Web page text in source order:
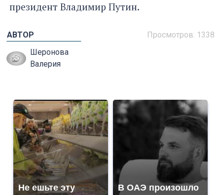
президент Владимир Путин.
Просмотров: 1338
АВТОР
Шеронова
Валерия
Не ешьте эту
В ОАЭ произошло